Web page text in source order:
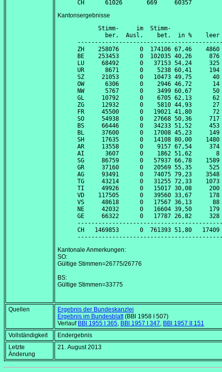
Kantonsergebnisse
Stimm-     im  Stimm-
ber.  Ausl.    bet.  in %
ZH    258076      0  174106 67,46
BE    253453      0  102035 40,26
LU     68492      0   37153 54,24
UR      8671      0    5238 60,41
SZ     21053      0   10473 49,75
OW      6306      0    2946 46,72
NW      5767      0    3499 60,67
GL     10792      0    6705 62,13
ZG     12932      0    5810 44,93
FR     45500      0   19021 41,80
SO     54938      0   27668 50,36
BS     66446      0   34233 51,52
BL     37600      0   17008 45,23
SH     17635      0   14108 80,00
AR     13558      0    9157 67,54
AI      3607      0    1862 51,62
SG     86759      0   57937 66,78
GR     37160      0   20569 55,35
AG     93491      0   74075 79,23
TG     43214      0   31255 72,33
TI     49926      0   15017 30,08
VD    117505      0   39560 33,67
VS     48618      0   17567 36,13
NE     42032      0   16604 39,50
GE     66322      0   17787 26,82
CH   1469853      0  761393 51,80
Kantonale Anmerkungen:
SO:
Gültige Stimmen=26775/26776
BS:
Gültige Stimmen=33775
Quellen
Ergebnis der Bundeskanzlei
Ergebnis im Bundesblatt(BBl 1958 I 507)
Verlauf BBl 1955 I 365, BBl 1957 I 347, BBl 1957 II 151
Vollständigkeit
Endergebnis
Letzte
Änderung
21. August 2013